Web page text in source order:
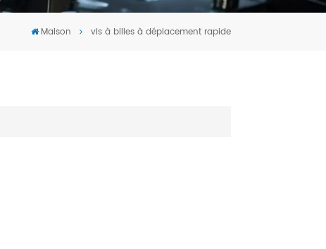
Tiếng Việt
Maison vis à billes à déplacement rapide